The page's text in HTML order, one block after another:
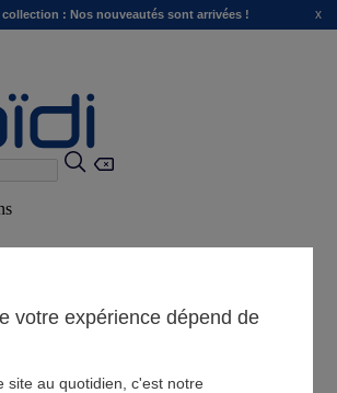
collection : Nos nouveautés sont arrivées ! x
votre expérience dépend de
site au quotidien, c'est notre